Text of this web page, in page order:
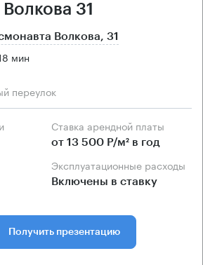
31
Волкова, 31
мин
переулок
Ставка арендной платы
от 13 500 Р/м² в год
Эксплуатационные расходы
Включены в ставку
Получить презентацию